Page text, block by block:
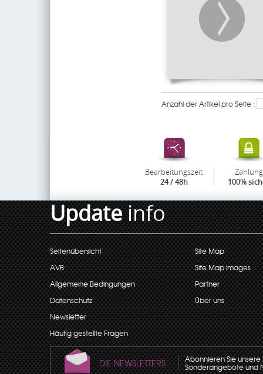
Anzahl der Artikel pro Seite :
Bearbeitungszeit
24 / 48h
Zahlung
100%
Updateinfo
Seitenübersicht
AVB
Allgemeine Bedingungen
Datenschutz
Newsletter
Häufig gestellte Fragen
Site Map
Site Map images
Partner
Über uns
DIE NEWSLETTERS Abonnieren Sie
Sonderangebote und